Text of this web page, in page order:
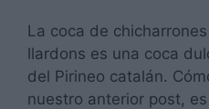
La coca de
llardons es una coca
del Pirineo catalán.
nuestro anterior post,